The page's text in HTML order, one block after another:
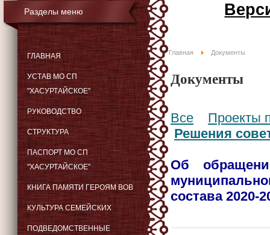
Разделы меню
ГЛАВНАЯ
УСТАВ МО СП
"ХАСУРТАЙСКОЕ"
РУКОВОДСТВО
СТРУКТУРА
ПАСПОРТ МО СП
"ХАСУРТАЙСКОЕ"
КНИГА ПАМЯТИ ГЕРОЯМ ВОВ
КУЛЬТУРА СЕМЕЙСКИХ
ПОДВЕДОМСТВЕННЫЕ
Главная Документы
Документы
Все
Проекты
Решения
Об
состава 2020-